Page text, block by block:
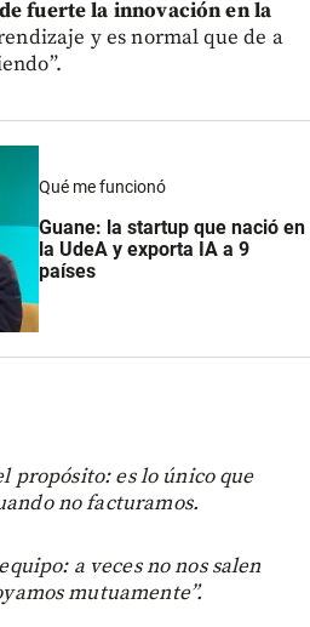
fuerte la innovación en la
y es normal que de a
Qué me funcionó
Guane: la startup que nació en
la UdeA y exporta IA a 9
países
propósito: es lo único que
no facturamos.
a veces no nos salen
mutuamente”.